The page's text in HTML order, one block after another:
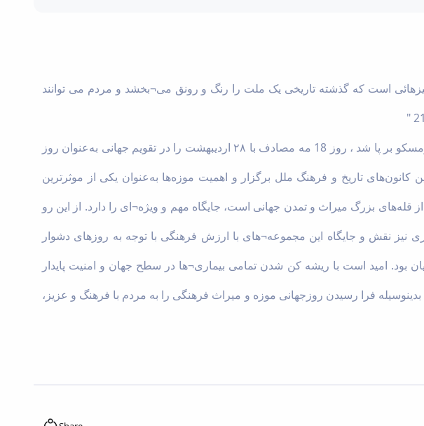
است که گذشته تاریخی یک ملت را رنگ و رونق می¬بخشد و مردم می توانند
کمیته ی بین المللی موزه ها ایکوم (ICOM) در دوازدهمین مجمع عمومی خود، در سال 1977 میلادی که درمسکو بر پا شد ، روز 18 مه مصادف با ۲۸ اردیبهشت را در تقویم جهانی به‌عنوان روز
تاریخ و فرهنگ ملل برگزار و اهمیت موزه‌ها به‌عنوان یکی از موثرترین
قله‌های بزرگ میراث و تمدن جهانی است، جایگاه مهم و ویژه¬ای را دارد. از این رو
و جایگاه این مجموعه¬های با ارزش فرهنگی با توجه به روزهای دشوار
بود. امید است با ریشه کن شدن تمامی بیماری¬ها در سطح جهان و امنیت پایدار
فرا رسیدن روزجهانی موزه و میراث فرهنگی را به مردم با فرهنگ و عزیز،